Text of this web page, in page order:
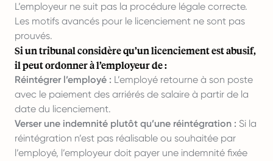
L’employeur ne suit pas la procédure légale correcte.
Les motifs avancés pour le licenciement ne sont pas
prouvés.
Si un tribunal considère qu’un licenciement est abusif,
il peut ordonner à l’employeur de :
Réintégrer l’employé : L’employé retourne à son poste
avec le paiement des arriérés de salaire à partir de la
date du licenciement.
Verser une indemnité plutôt qu’une réintégration : Si la
réintégration n’est pas réalisable ou souhaitée par
l’employé, l’employeur doit payer une indemnité fixée